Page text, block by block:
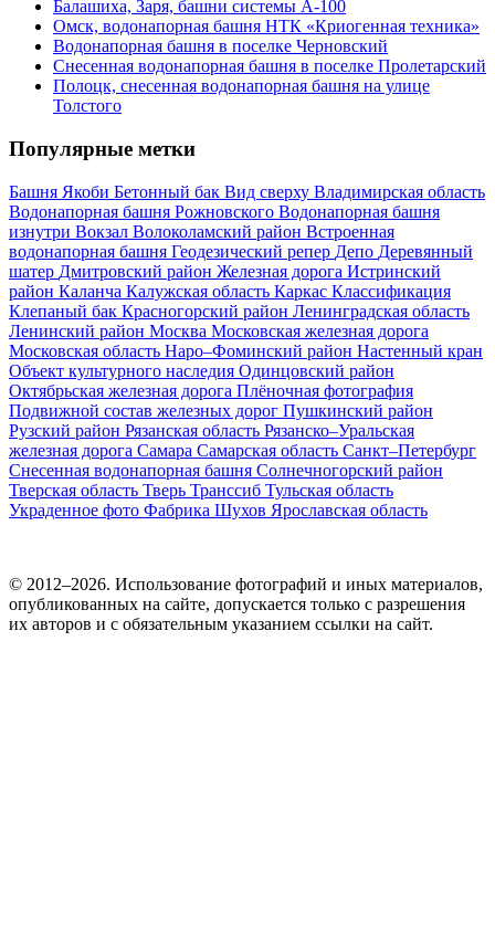
Балашиха, Заря, башни системы А-100
Омск, водонапорная башня НТК «Криогенная техника»
Водонапорная башня в поселке Черновский
Снесенная водонапорная башня в поселке Пролетарский
Полоцк, снесенная водонапорная башня на улице
Толстого
Популярные метки
Башня Якоби Бетонный бак Вид сверху Владимирская область
Водонапорная башня Рожновского Водонапорная башня
изнутри Вокзал Волоколамский район Встроенная
водонапорная башня Геодезический репер Депо Деревянный
шатер Дмитровский район Железная дорога Истринский
район Каланча Калужская область Каркас Классификация
Клепаный бак Красногорский район Ленинградская область
Ленинский район Москва Московская железная дорога
Московская область Наро–Фоминский район Настенный кран
Объект культурного наследия Одинцовский район
Октябрьская железная дорога Плёночная фотография
Подвижной состав железных дорог Пушкинский район
Рузский район Рязанская область Рязанско–Уральская
железная дорога Самара Самарская область Санкт–Петербург
Снесенная водонапорная башня Солнечногорский район
Тверская область Тверь Транссиб Тульская область
Украденное фото Фабрика Шухов Ярославская область
© 2012–2026. Использование фотографий и иных материалов,
опубликованных на сайте, допускается только с разрешения
их авторов и c обязательным указанием ссылки на сайт.